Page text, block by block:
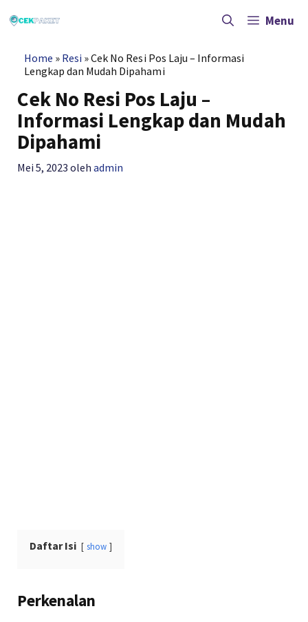
ke
Menu
Home » Resi »Cek No Resi Pos Laju – Informasi
Lengkap dan Mudah Dipahami
Cek No Resi Pos Laju –
Informasi Lengkap dan Mudah
Dipahami
Mei 5, 2023 olehadmin
Daftar Isi show
Perkenalan